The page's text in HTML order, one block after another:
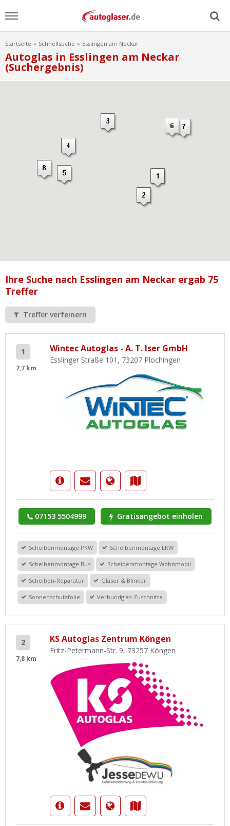
Menu
Home
Scheibensuche
Werkstatt Login
Startseite Schnellsuche Esslingen am Neckar
Autoglas in Esslingen am Neckar
(Suchergebnis)
Ihre Suche nach Esslingen am Neckar ergab 75
Treffer
Treffer verfeinern
1
7,7 km
Wintec Autoglas - A. T. Iser GmbH
Esslinger Straße 101, 73207 Plochingen
07153 5504999 Gratisangebot einholen
Scheibenmontage PKW Scheibenmontage LKW
Scheibenmontage Bus Scheibenmontage Wohnmobil
Scheiben-Reparatur Gläser & Blinker
Sonnenschutzfolie Verbundglas-Zuschnitte
2
7,8 km
KS Autoglas Zentrum Köngen
Fritz-Petermann-Str. 9, 73257 Köngen